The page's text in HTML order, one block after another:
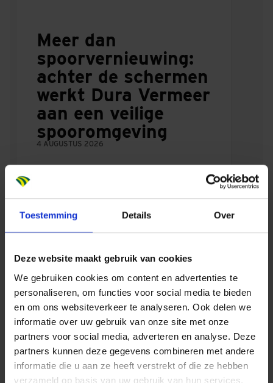
Toestemming Details Over
Deze website maakt gebruik van cookies
We gebruiken cookies om content en advertenties te
personaliseren, om functies voor social media te bieden
en om ons websiteverkeer te analyseren. Ook delen we
informatie over uw gebruik van onze site met onze
partners voor social media, adverteren en analyse. Deze
partners kunnen deze gegevens combineren met andere
informatie die u aan ze heeft verstrekt of die ze hebben
verzameld op basis van uw gebruik van hun services.
Meer dan
spoorvernieuwing:
achter de schermen
werkt Dura Vermeer
aan een veilige
spooromgeving
4 AUGUSTUS 2026
landelijk in beeld
met slimme
netcongestie
24 JULI 2026
Ontwikkelovereenko
mst markeert start
71 appartementen
in Rijswijk